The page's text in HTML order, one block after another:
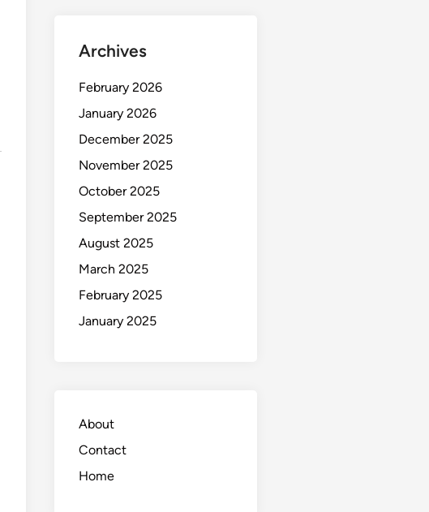
Archives
February 2026
January 2026
December 2025
November 2025
October 2025
September 2025
August 2025
March 2025
February 2025
January 2025
About
Contact
Home